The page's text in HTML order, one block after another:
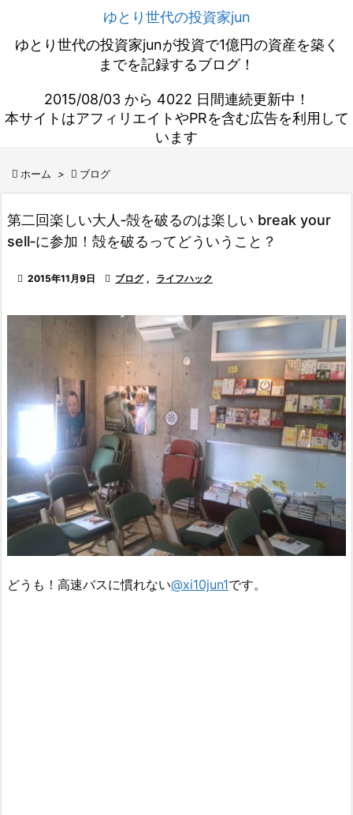
ゆとり世代の投資家jun
ゆとり世代の投資家junが投資で1億円の資産を築く
までを記録するブログ！
2015/08/03 から 4022 日間連続更新中！
本サイトはアフィリエイトやPRを含む広告を利用して
います
 ホーム >  ブログ
第二回楽しい大人‐殻を破るのは楽しい break your
sell‐に参加！殻を破るってどういうこと？
 2015年11月9日  ブログ , ライフハック
どうも！高速バスに慣れない@xi10jun1です。